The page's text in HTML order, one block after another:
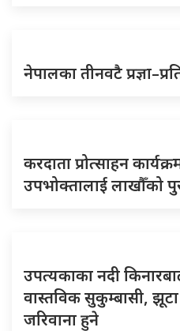
नेपालका तीनवटै
करदाता प्रोत्साहन
उपभोक्तालाई लाखौँको
उपत्यकाका नदी
वास्तविक सुकुम्बासी,
जरिवाना हुने